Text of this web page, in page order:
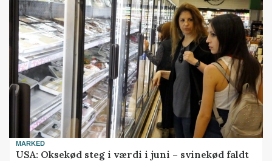
MARKED
USA: Oksekød steg i værdi i juni – svinekød faldt